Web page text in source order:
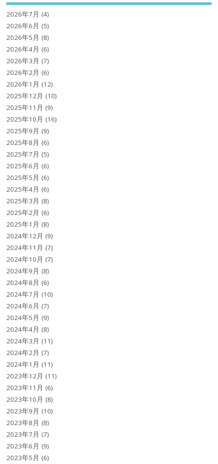
2026年7月 (4)
2026年6月 (5)
2026年5月 (8)
2026年4月 (6)
2026年3月 (7)
2026年2月 (6)
2026年1月 (12)
2025年12月 (10)
2025年11月 (9)
2025年10月 (16)
2025年9月 (9)
2025年8月 (6)
2025年7月 (5)
2025年6月 (6)
2025年5月 (6)
2025年4月 (6)
2025年3月 (8)
2025年2月 (6)
2025年1月 (8)
2024年12月 (9)
2024年11月 (7)
2024年10月 (7)
2024年9月 (8)
2024年8月 (6)
2024年7月 (10)
2024年6月 (7)
2024年5月 (9)
2024年4月 (8)
2024年3月 (11)
2024年2月 (7)
2024年1月 (11)
2023年12月 (11)
2023年11月 (6)
2023年10月 (8)
2023年9月 (10)
2023年8月 (8)
2023年7月 (7)
2023年6月 (9)
2023年5月 (6)